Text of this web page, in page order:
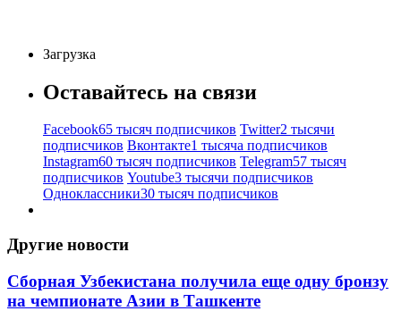
Загрузка
Оставайтесь на связи
Facebook65 тысяч подписчиков Twitter2 тысячи
подписчиков Вконтакте1 тысяча подписчиков
Instagram60 тысяч подписчиков Telegram57 тысяч
подписчиков Youtube3 тысячи подписчиков
Одноклассники30 тысяч подписчиков
Другие новости
Сборная Узбекистана получила еще одну бронзу
на чемпионате Азии в Ташкенте